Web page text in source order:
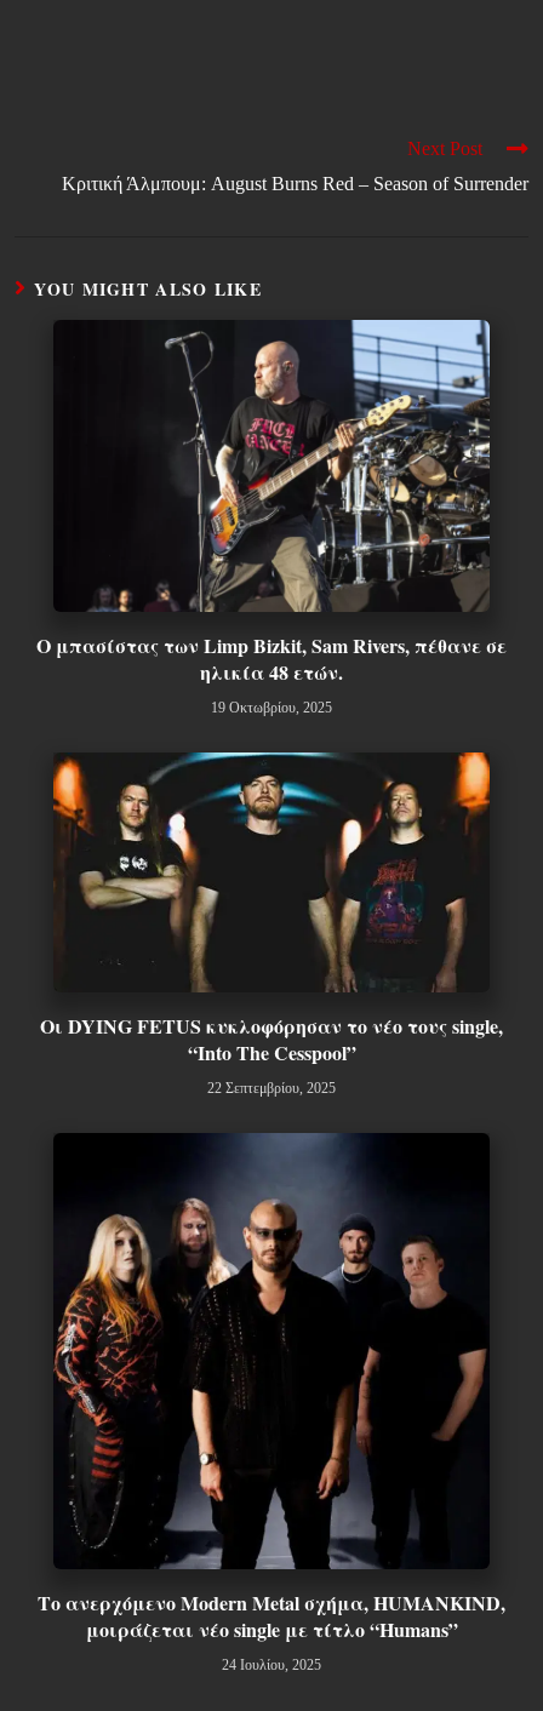
Next Post
Κριτική Άλμπουμ: August Burns Red – Season of Surrender
YOU MIGHT ALSO LIKE
Ο μπασίστας των Limp Bizkit, Sam Rivers, πέθανε σε
ηλικία 48 ετών.
19 Οκτωβρίου, 2025
Οι DYING FETUS κυκλοφόρησαν το νέο τους single,
“Into The Cesspool”
22 Σεπτεμβρίου, 2025
Το ανερχόμενο Modern Metal σχήμα, HUMANKIND,
μοιράζεται νέο single με τίτλο “Humans”
24 Ιουλίου, 2025